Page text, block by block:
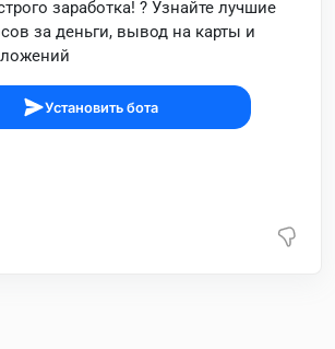
заработка! ? Узнайте лучшие
за деньги, вывод на карты и
Установить бота